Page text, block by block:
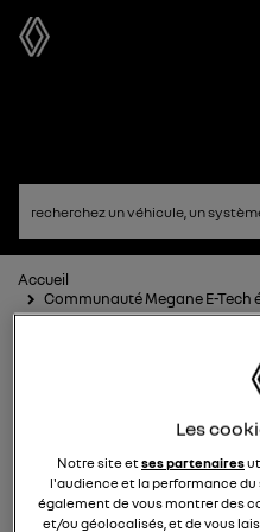
Accueil
Communauté Megane E-Tech
Megane E-
Les
Notre site etses partenaires
l'audience et la performance
également de vous montrer des
et/ou géolocalisés, et de vous